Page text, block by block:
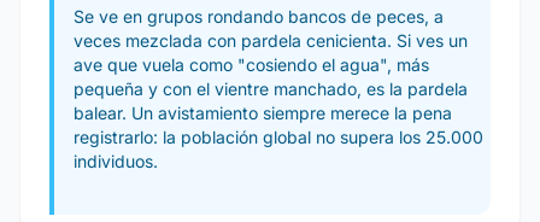
Se ve en grupos rondando bancos de peces, a
veces mezclada con pardela cenicienta. Si ves un
ave que vuela como "cosiendo el agua", más
pequeña y con el vientre manchado, es la pardela
balear. Un avistamiento siempre merece la pena
registrarlo: la población global no supera los 25.000
individuos.